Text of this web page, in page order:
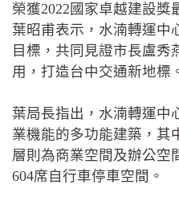
榮獲2022國家卓越建設
葉昭甫表示，水湳轉運中
目標，共同見證市長盧
用，打造台中交通新地標
葉局長指出，水湳轉運中
業機能的多功能建築，其
層則為商業空間及辦公空
604席自行車停車空間。